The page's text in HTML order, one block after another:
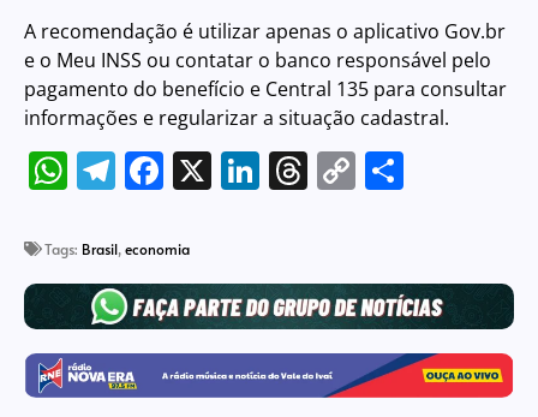
A recomendação é utilizar apenas o aplicativo Gov.br
e o Meu INSS ou contatar o banco responsável pelo
pagamento do benefício e Central 135 para consultar
informações e regularizar a situação cadastral.
WhatsApp
Telegram
Facebook
X LinkedIn
Threads
Copy
Tags: Brasil,economia